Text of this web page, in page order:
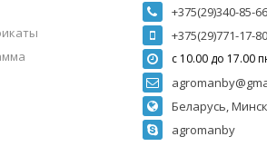
+375(29)340-85-66
+375(29)771-17-80
с 10.00 до 17.00
Беларусь,
agromanby